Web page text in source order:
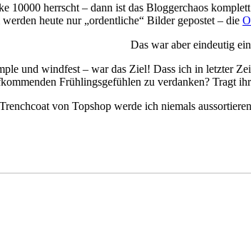
10000 herrscht – dann ist das Bloggerchaos
heute nur „ordentliche“ Bilder gepostet – die
Das war aber eindeutig
und windfest – war das Ziel! Dass ich in letzter
Frühlingsgefühlen zu verdanken? Tragt
von Topshop werde ich niemals